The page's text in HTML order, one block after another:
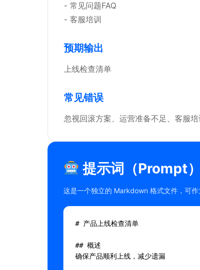
- 常见问题FAQ
- 客服培训
预期输出
上线检查清单
常见错误
忽视回滚方案、运营准备不足、客服
提示词（Prompt）
这是一个独立的 Markdown 格式文件，可
# 产品上线检查清单
## 概述
确保产品顺利上线，减少遗漏